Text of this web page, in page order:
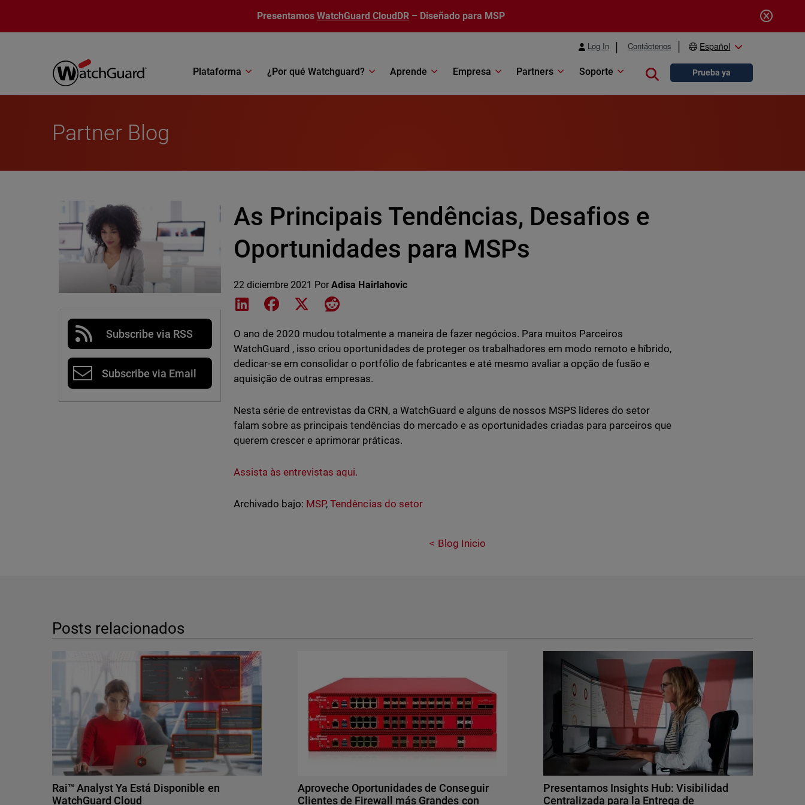
Presentamos WatchGuard CloudDR – Diseñado para MSP
Log In Contáctenos Español
Plataforma ¿Por qué Watchguard? Aprende Empresa Partners Soporte Close searchPrueba ya
Partner Blog
Subscribe via RSS
Subscribe via Email
As Principais Tendências, Desafios e
Oportunidades para MSPs
22 diciembre 2021 PorAdisa Hairlahovic
Share on LinkedIn
Share on Facebook
Share on XShare on Reddit
O ano de 2020 mudou totalmente a maneira de fazer negócios. Para muitos Parceiros
WatchGuard , isso criou oportunidades de proteger os trabalhadores em modo remoto e híbrido,
dedicar-se em consolidar o portfólio de fabricantes e até mesmo avaliar a opção de fusão e
aquisição de outras empresas.
Nesta série de entrevistas da CRN, a WatchGuard e alguns de nossos MSPS líderes do setor
falam sobre as principais tendências do mercado e as oportunidades criadas para parceiros que
querem crescer e aprimorar práticas.
Assista às entrevistas aqui.
Archivado bajo: MSP,Tendências do setor
Blog Inicio
Posts relacionados
Rai™ Analyst Ya Está Disponible en
WatchGuard Cloud
Aproveche Oportunidades de Conseguir
Clientes de Firewall más Grandes con
Presentamos Insights Hub: Visibilidad
Centralizada para la Entrega de